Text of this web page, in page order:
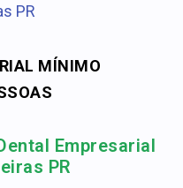
PR
MÍNIMO
Empresarial
PR